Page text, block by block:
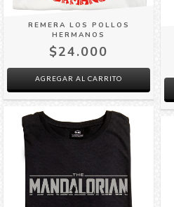
REMERA LOS POLLOS
HERMANOS
$24.000
AGREGAR AL CARRITO